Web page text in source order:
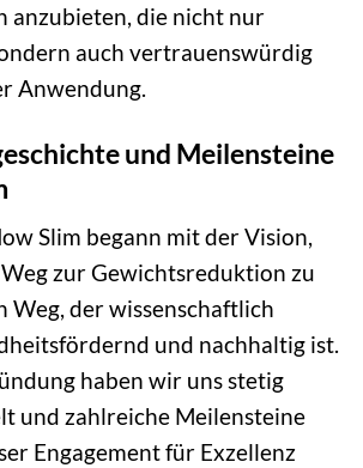
anzubieten, die nicht nur
auch vertrauenswürdig
Anwendung.
und Meilensteine
Slim begann mit der Vision,
zur Gewichtsreduktion zu
Weg, der wissenschaftlich
und nachhaltig ist.
haben wir uns stetig
und zahlreiche Meilensteine
Engagement für Exzellenz